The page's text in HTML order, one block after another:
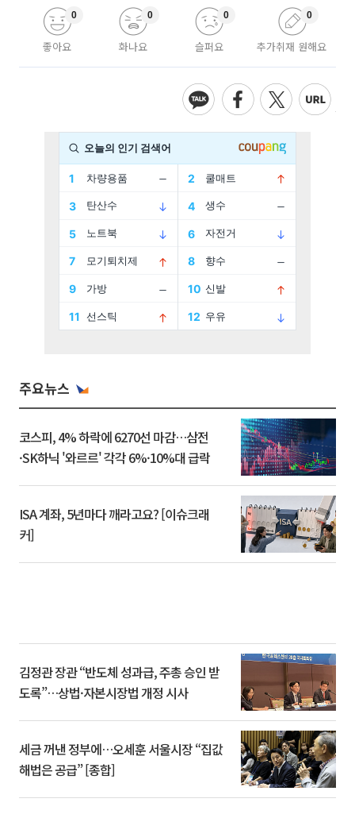
좋아요
0
화나요
0
슬퍼요
0
추가취재 원해요
0
주요뉴스
코스피, 4% 하락에 6270선 마감…삼전
·SK하닉 '와르르' 각각 6%·10%대 급락
ISA 계좌, 5년마다 깨라고요? [이슈크래
커]
김정관 장관 “반도체 성과급, 주총 승인 받
도록”…상법·자본시장법 개정 시사
세금 꺼낸 정부에…오세훈 서울시장 “집값
해법은 공급” [종합]